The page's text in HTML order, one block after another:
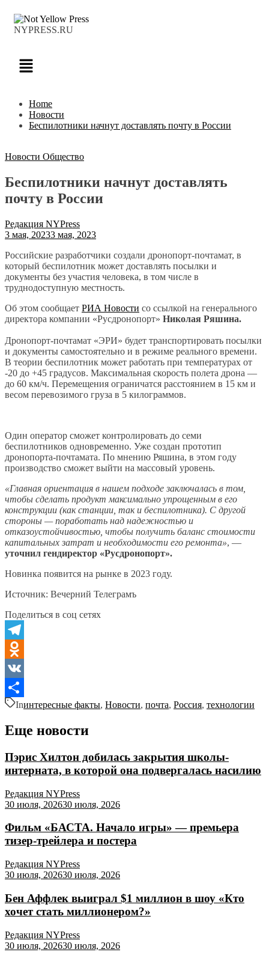
NYPRESS.RU
Home
Новости
Беспилотники начнут доставлять почту в России
Новости Общество
Беспилотники начнут доставлять
почту в России
Редакция NYPress
3 мая, 20233 мая, 2023
Российские разработчики создали дронопорт-почтамат, в
который беспилотник может доставлять посылки и
документы без участия человека, в том числе в
труднодоступную местность.
Об этом сообщает РИА Новости со ссылкой на генерального
директора компании «Русдронопорт» Николая Ряшина.
Дронопорт-почтамат «ЭРИ» будет транспортировать посылки
и документы самостоятельно и в режиме реального времени.
В теории беспилотник может работать при температурах от
-20 до +45 градусов. Максимальная скорость полета дрона —
до 60 км/ч. Перемещения ограничатся расстоянием в 15 км и
весом перевозимого груза в 5 килограммов.
Один оператор сможет контролировать до семи
беспилотников одновременно. Уже создан прототип
дронопорта-почтамата. По мнению Ряшина, в этом году
производство сможет выйти на массовый уровень.
«Главная ориентация в нашем подходе заключалась в том,
чтобы сделать продукт максимально упрощенным в его
конструкции (как станции, так и беспилотника). С другой
стороны — поработать над надежностью и
отказоустойчивостью, чтобы получить баланс стоимости
капитальных затрат и необходимости его ремонта», —
уточнил гендиректор «Русдронопорт».
Новинка появится на рынке в 2023 году.
Источник: Вечерний Телеграмъ
Поделиться в соц сетях
Telegram
Odnoklassniki
VK
Отправить
Inинтересные факты, Новости, почта, Россия, технологии
Еще новости
Пэрис Хилтон добилась закрытия школы-
интерната, в которой она подвергалась насилию
Редакция NYPress
30 июля, 202630 июля, 2026
Фильм «БАСТА. Начало игры» — премьера
тизер-трейлера и постера
Редакция NYPress
30 июля, 202630 июля, 2026
Бен Аффлек выиграл $1 миллион в шоу «Кто
хочет стать миллионером?»
Редакция NYPress
30 июля, 202630 июля, 2026